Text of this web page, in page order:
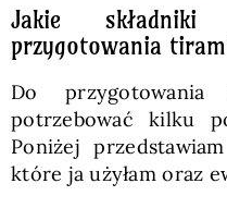
Jakie
przygotowania
Do
potrzebować kilku
Poniżej
które ja użyłam oraz